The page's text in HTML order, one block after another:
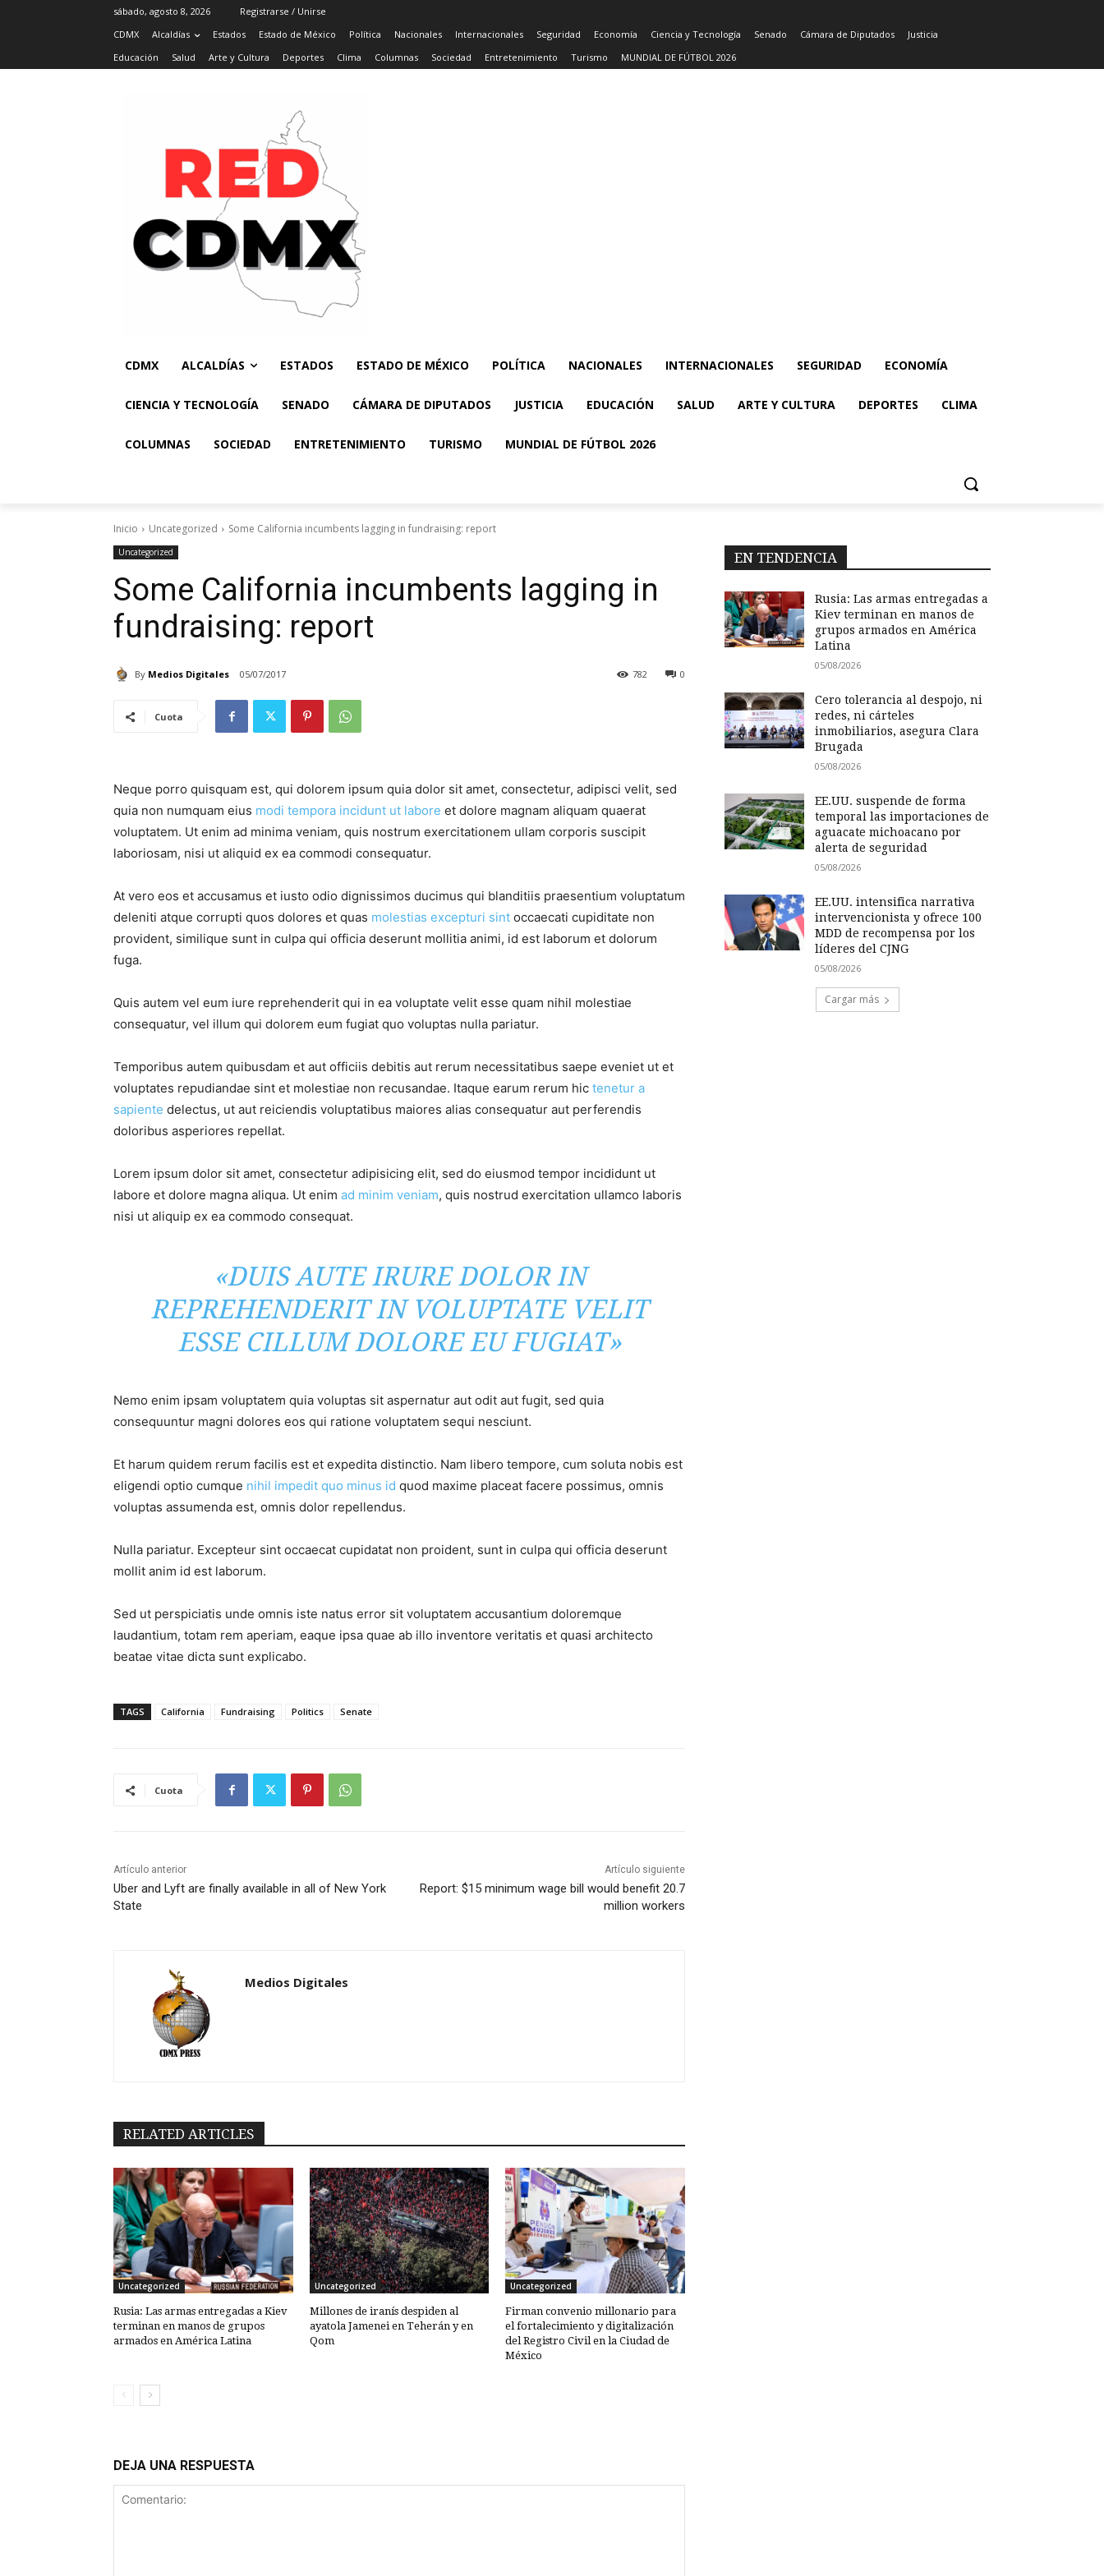
sábado, agosto 8, 2026
Registrarse / Unirse
CDMX
Alcaldías Estados Estado de México Política Nacionales Internacionales Seguridad Economía Ciencia y Tecnología Senado Cámara de Diputados
Justicia
Educación
Salud Arte y Cultura Deportes Clima Columnas Sociedad Entretenimiento Turismo MUNDIAL DE FÚTBOL 2026
CDMX ALCALDÍAS ESTADOS ESTADO DE MÉXICO POLÍTICA NACIONALES INTERNACIONALES SEGURIDAD ECONOMÍA
CIENCIA Y TECNOLOGÍA SENADO CÁMARA DE DIPUTADOS JUSTICIA EDUCACIÓN SALUD ARTE Y CULTURA DEPORTES CLIMA
COLUMNAS SOCIEDAD ENTRETENIMIENTO TURISMO MUNDIAL DE FÚTBOL 2026
Inicio Uncategorized Some California incumbents lagging in fundraising: report
Uncategorized
Some California incumbents lagging in
fundraising: report
By Medios Digitales 05/07/2017 0
782
Cuota
Neque porro quisquam est, qui dolorem ipsum quia dolor sit amet, consectetur, adipisci velit, sed
quia non numquam eius modi tempora incidunt ut labore et dolore magnam aliquam quaerat
voluptatem. Ut enim ad minima veniam, quis nostrum exercitationem ullam corporis suscipit
laboriosam, nisi ut aliquid ex ea commodi consequatur.
At vero eos et accusamus et iusto odio dignissimos ducimus qui blanditiis praesentium voluptatum
deleniti atque corrupti quos dolores et quas molestias excepturi sint occaecati cupiditate non
provident, similique sunt in culpa qui officia deserunt mollitia animi, id est laborum et dolorum
fuga.
Quis autem vel eum iure reprehenderit qui in ea voluptate velit esse quam nihil molestiae
consequatur, vel illum qui dolorem eum fugiat quo voluptas nulla pariatur.
Temporibus autem quibusdam et aut officiis debitis aut rerum necessitatibus saepe eveniet ut et
voluptates repudiandae sint et molestiae non recusandae. Itaque earum rerum hic tenetur a
sapiente delectus, ut aut reiciendis voluptatibus maiores alias consequatur aut perferendis
doloribus asperiores repellat.
Lorem ipsum dolor sit amet, consectetur adipisicing elit, sed do eiusmod tempor incididunt ut
labore et dolore magna aliqua. Ut enim ad minim veniam, quis nostrud exercitation ullamco laboris
nisi ut aliquip ex ea commodo consequat.
«DUIS AUTE IRURE DOLOR IN
REPREHENDERIT IN VOLUPTATE VELIT
ESSE CILLUM DOLORE EU FUGIAT»
Nemo enim ipsam voluptatem quia voluptas sit aspernatur aut odit aut fugit, sed quia
consequuntur magni dolores eos qui ratione voluptatem sequi nesciunt.
Et harum quidem rerum facilis est et expedita distinctio. Nam libero tempore, cum soluta nobis est
eligendi optio cumque nihil impedit quo minus id quod maxime placeat facere possimus, omnis
voluptas assumenda est, omnis dolor repellendus.
Nulla pariatur. Excepteur sint occaecat cupidatat non proident, sunt in culpa qui officia deserunt
mollit anim id est laborum.
Sed ut perspiciatis unde omnis iste natus error sit voluptatem accusantium doloremque
laudantium, totam rem aperiam, eaque ipsa quae ab illo inventore veritatis et quasi architecto
beatae vitae dicta sunt explicabo.
TAGS California Fundraising Politics Senate
Cuota
Artículo anterior
Uber and Lyft are finally available in all of New York
State
Artículo siguiente
Report: $15 minimum wage bill would benefit 20.7
million workers
Medios Digitales
RELATED ARTICLES
Uncategorized
Rusia: Las armas entregadas a Kiev
terminan en manos de grupos
armados en América Latina
Uncategorized
Millones de iranís despiden al
ayatola Jamenei en Teherán y en
Qom
Uncategorized
Firman convenio millonario para
el fortalecimiento y digitalización
del Registro Civil en la Ciudad de
México
DEJA UNA RESPUESTA
EN TENDENCIA
Rusia: Las armas entregadas a
Kiev terminan en manos de
grupos armados en América
Latina
05/08/2026
Cero tolerancia al despojo, ni
redes, ni cárteles
inmobiliarios, asegura Clara
Brugada
05/08/2026
EE.UU. suspende de forma
temporal las importaciones de
aguacate michoacano por
alerta de seguridad
05/08/2026
EE.UU. intensifica narrativa
intervencionista y ofrece 100
MDD de recompensa por los
líderes del CJNG
05/08/2026
Cargar más